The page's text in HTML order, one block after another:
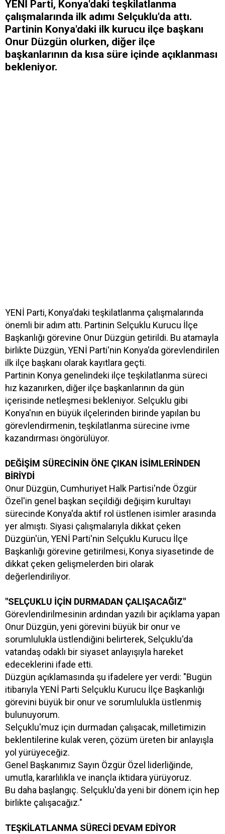
YENİ Parti, Konya'daki teşkilatlanma
çalışmalarında ilk adımı Selçuklu'da attı.
Partinin Konya'daki ilk kurucu ilçe başkanı
Onur Düzgün olurken, diğer ilçe
başkanlarının da kısa süre içinde açıklanması
bekleniyor.
YENİ Parti, Konya'daki teşkilatlanma çalışmalarında
önemli bir adım attı. Partinin Selçuklu Kurucu İlçe
Başkanlığı görevine Onur Düzgün getirildi. Bu atamayla
birlikte Düzgün, YENİ Parti'nin Konya'da görevlendirilen
ilk ilçe başkanı olarak kayıtlara geçti.
Partinin Konya genelindeki ilçe teşkilatlanma süreci
hız kazanırken, diğer ilçe başkanlarının da gün
içerisinde netleşmesi bekleniyor. Selçuklu gibi
Konya'nın en büyük ilçelerinden birinde yapılan bu
görevlendirmenin, teşkilatlanma sürecine ivme
kazandırması öngörülüyor.
DEĞİŞİM SÜRECİNİN ÖNE ÇIKAN İSİMLERİNDEN
BİRİYDİ
Onur Düzgün, Cumhuriyet Halk Partisi'nde Özgür
Özel'in genel başkan seçildiği değişim kurultayı
sürecinde Konya'da aktif rol üstlenen isimler arasında
yer almıştı. Siyasi çalışmalarıyla dikkat çeken
Düzgün'ün, YENİ Parti'nin Selçuklu Kurucu İlçe
Başkanlığı görevine getirilmesi, Konya siyasetinde de
dikkat çeken gelişmelerden biri olarak
değerlendiriliyor.
"SELÇUKLU İÇİN DURMADAN ÇALIŞACAĞIZ"
Görevlendirilmesinin ardından yazılı bir açıklama yapan
Onur Düzgün, yeni görevini büyük bir onur ve
sorumlulukla üstlendiğini belirterek, Selçuklu'da
vatandaş odaklı bir siyaset anlayışıyla hareket
edeceklerini ifade etti.
Düzgün açıklamasında şu ifadelere yer verdi: "Bugün
itibarıyla YENİ Parti Selçuklu Kurucu İlçe Başkanlığı
görevini büyük bir onur ve sorumlulukla üstlenmiş
bulunuyorum.
Selçuklu'muz için durmadan çalışacak, milletimizin
beklentilerine kulak veren, çözüm üreten bir anlayışla
yol yürüyeceğiz.
Genel Başkanımız Sayın Özgür Özel liderliğinde,
umutla, kararlılıkla ve inançla iktidara yürüyoruz.
Bu daha başlangıç. Selçuklu'da yeni bir dönem için hep
birlikte çalışacağız."
TEŞKİLATLANMA SÜRECİ DEVAM EDİYOR